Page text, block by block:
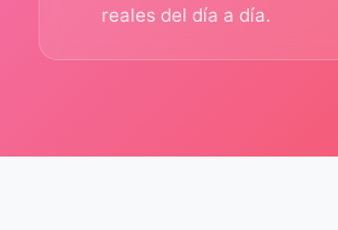
reales del día a día.